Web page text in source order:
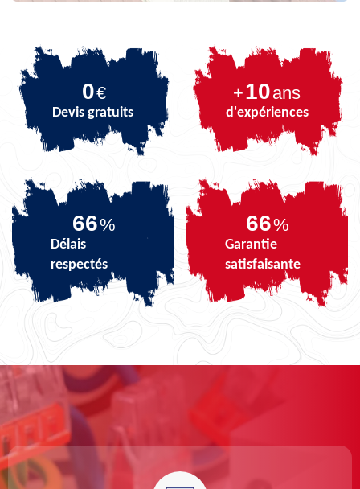
0€
Devis gratuits
+10ans
d'expériences
81%
Délais
respectés
81%
Garantie
satisfaisante